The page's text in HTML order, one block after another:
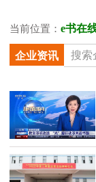
当前位置：e书在
企业资讯